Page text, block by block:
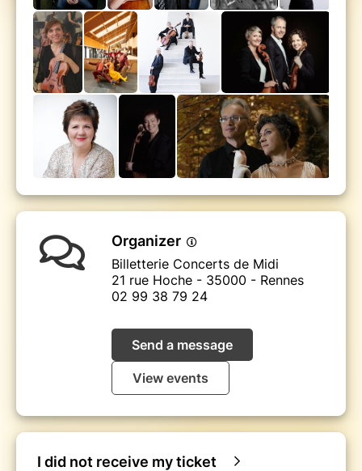
Organizer
Billetterie Concerts de Midi
21 rue Hoche - 35000 - Rennes
02 99 38 79 24
Send a message
View events
I did not receive my ticket